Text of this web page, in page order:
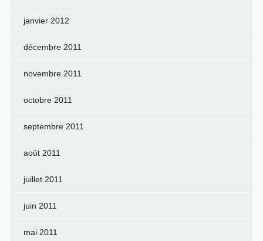
janvier 2012
décembre 2011
novembre 2011
octobre 2011
septembre 2011
août 2011
juillet 2011
juin 2011
mai 2011